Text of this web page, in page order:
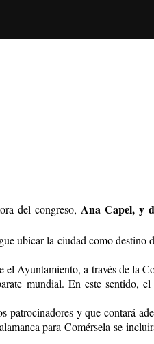
del congreso, Ana Capel, y
ubicar la ciudad como destino
Ayuntamiento, a través de la
mundial. En este sentido,
y que contará
para Comérsela se